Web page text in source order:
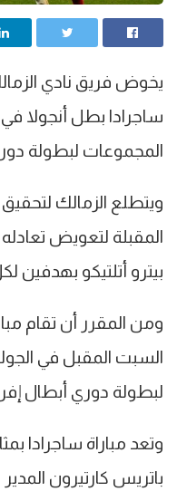
يخوض فريق نادي
ساجرادا بطل أنجولا في
المجموعات لبطولة
ويتطلع الزمالك لتحقيق
المقبلة لتعويض تعادله
بيترو أتلتيكو بهدفين
ومن المقرر أن تقام
السبت المقبل في
لبطولة دوري أبطال
وتعد مباراة ساجرادا
باتريس كارتيرون